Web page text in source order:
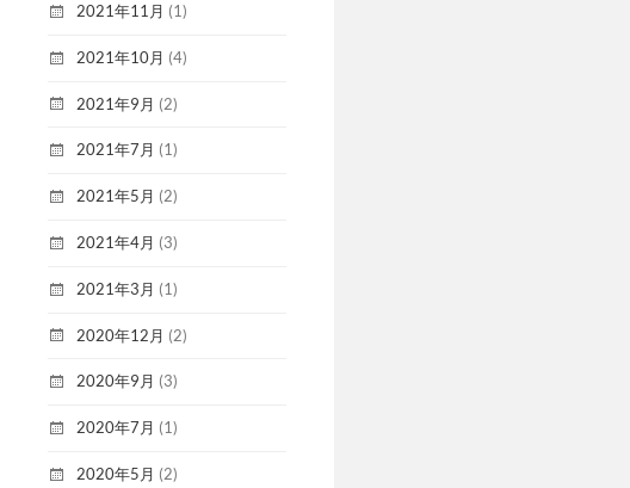
2021年11月 (1)
2021年10月 (4)
2021年9月 (2)
2021年7月 (1)
2021年5月 (2)
2021年4月 (3)
2021年3月 (1)
2020年12月 (2)
2020年9月 (3)
2020年7月 (1)
2020年5月 (2)